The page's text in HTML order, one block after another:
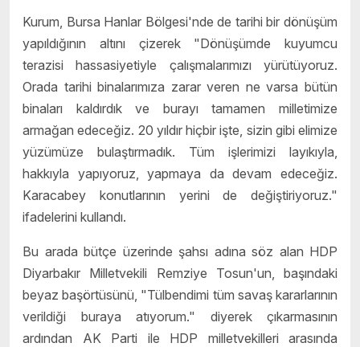
Kurum, Bursa Hanlar Bölgesi'nde de tarihi bir dönüşüm
yapıldığının altını çizerek "Dönüşümde kuyumcu
terazisi hassasiyetiyle çalışmalarımızı yürütüyoruz.
Orada tarihi binalarımıza zarar veren ne varsa bütün
binaları kaldırdık ve burayı tamamen milletimize
armağan edeceğiz. 20 yıldır hiçbir işte, sizin gibi elimize
yüzümüze bulaştırmadık. Tüm işlerimizi layıkıyla,
hakkıyla yapıyoruz, yapmaya da devam edeceğiz.
Karacabey konutlarının yerini de değiştiriyoruz."
ifadelerini kullandı.
Bu arada bütçe üzerinde şahsı adına söz alan HDP
Diyarbakır Milletvekili Remziye Tosun'un, başındaki
beyaz başörtüsünü, "Tülbendimi tüm savaş kararlarının
verildiği buraya atıyorum." diyerek çıkarmasının
ardından AK Parti ile HDP milletvekilleri arasında